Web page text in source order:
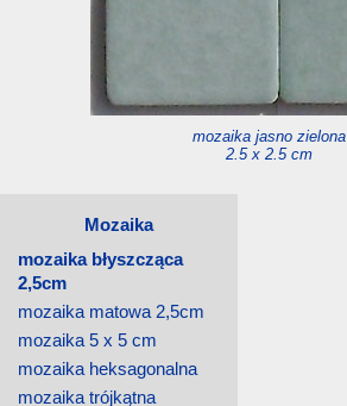
Mozaika
mozaika błyszcząca
2,5cm
mozaika matowa 2,5cm
mozaika 5 x 5 cm
mozaika heksagonalna
mozaika trójkątna
mozaika jasno zielona
2.5 x 2.5 cm